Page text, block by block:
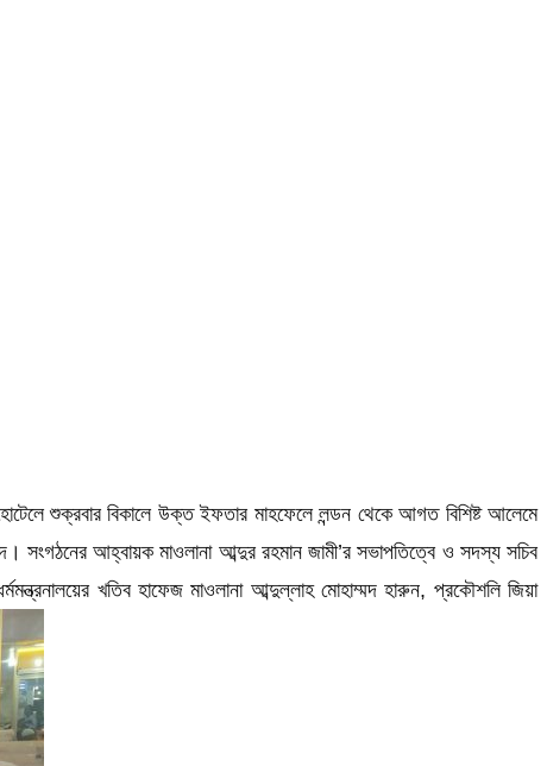
শুক্রবার বিকালে উক্ত ইফতার মাহফেলে লন্ডন থেকে আগত বিশিষ্ট আলেমে
সংগঠনের আহ্বায়ক মাওলানা আব্দুর রহমান জামী’র সভাপতিত্বে ও সদস্য সচিব
খতিব হাফেজ মাওলানা আব্দুল্লাহ মোহাম্মদ হারুন, প্রকৌশলি জিয়া